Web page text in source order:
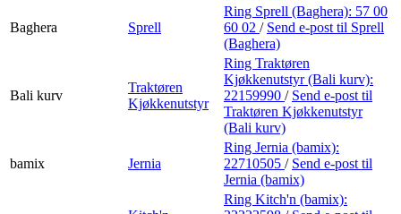
Baghera Sprell
Ring Sprell (Baghera): 57 00
60 02 / Send e-post til Sprell
(Baghera)
Bali kurv
Traktøren
Kjøkkenutstyr
Ring Traktøren
Kjøkkenutstyr (Bali kurv):
22159990 / Send e-post til
Traktøren Kjøkkenutstyr
(Bali kurv)
bamix Jernia
Ring Jernia (bamix):
22710505 / Send e-post til
Jernia (bamix)
Ring Kitch'n (bamix):